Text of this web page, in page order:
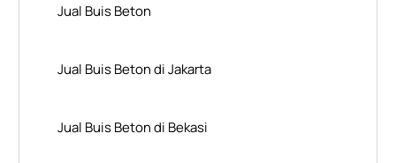
Jual Buis Beton
Jual Buis Beton di Jakarta
Jual Buis Beton di Bekasi